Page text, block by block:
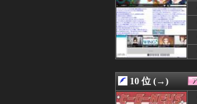
08/06 12:18
08/06 12:12
08/06 12:09
08/06 12:08
08/06 12:07
08/06 12:06
08/06 12:05
08/06 12:05
08/06 12:04
10 位 (→)